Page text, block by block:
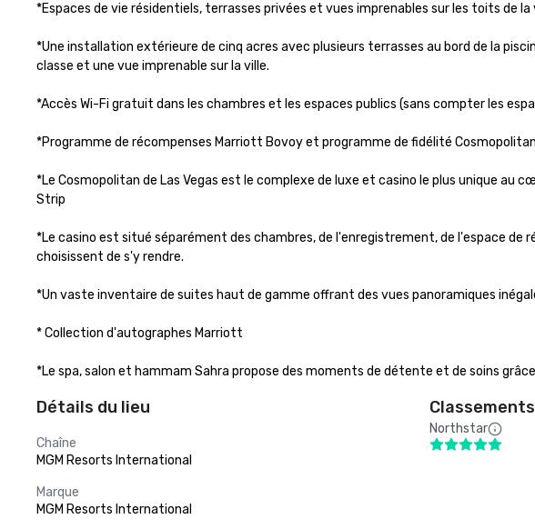
*Espaces de vie résidentiels, terrasses privées et vues imprenables sur les toits de la
*Une installation extérieure de cinq acres avec plusieurs terrasses au bord de la
classe et une vue imprenable sur la ville.
*Accès Wi-Fi gratuit dans les chambres et les espaces publics (sans compter les
*Programme de récompenses Marriott Bovoy et programme de fidélité
*Le Cosmopolitan de Las Vegas est le complexe de luxe et casino le plus unique au
Strip
*Le casino est situé séparément des chambres, de l'enregistrement, de l'espace
choisissent de s'y rendre.
*Un vaste inventaire de suites haut de gamme offrant des vues panoramiques
* Collection d'autographes Marriott
*Le spa, salon et hammam Sahra propose des moments de détente et de soins
Détails du lieu
Chaîne
MGM Resorts International
Marque
MGM Resorts International
Northstar